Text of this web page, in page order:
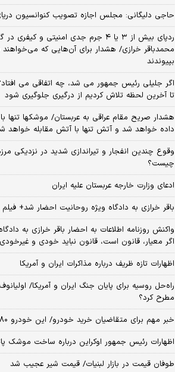
حاجی دلیگانی: مجلس اجازه تصویب کنوانسیون
ردپای بیش از ۳ یا ۴ جرم جدی امنیتی و
بپیوندند
اگر جلیلی رئیس جمهور می شد، چه اتفاقی می
تا آخرین لحظه تلاش کردیم از درگیری جلوگیری شود
هشدار صریح مقام عراقی به عربستان/ موشکها تنها
داده خواهد شد و آتش تنها با آتش مقابله خواهد
وقوع چندین انفجار و تیراندازی شدید در نزدیکی
چیست؟
ادعای وزارت خارجه عربستان علیه ایران
باقر خرازی به دادگاه ویژه روحانیت احضار شد+ فیلم
واکنش روزنامه اطلاعات به احضار باقر خرازی به
اگر معیار، قانون است، قانون نباید خودی و
اظهارات تازه ظریف درباره مذاکرات ایران و آمریکا
راه‌حل روسیه برای پایان جنگ ایران و آمریکا/
مطرح کرد؟
خبر مهم برای متقاضیان خرید خودرو/ این خودرو ۸۰ میلیون ارزان شد
اظهارات رئیس جمهور اوکراین درباره ساخت موشک
طوفان قیمت در بازار لبنیات/ قیمت شیر عجیب شد